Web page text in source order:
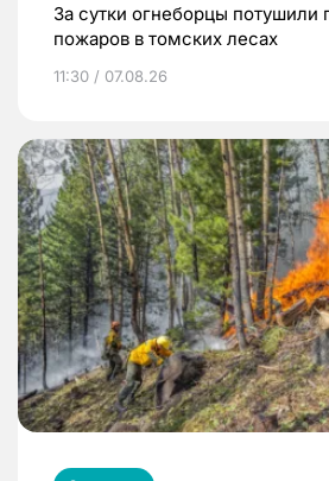
За сутки огнеборцы потушили
пожаров в томских лесах
11:30 / 07.08.26